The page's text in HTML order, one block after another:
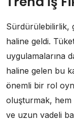
Sürdürülebilirlik,
haline geldi.
uygulamalarına
haline gelen bu
önemli bir rol
oluşturmak, hem
ve uzun vadeli